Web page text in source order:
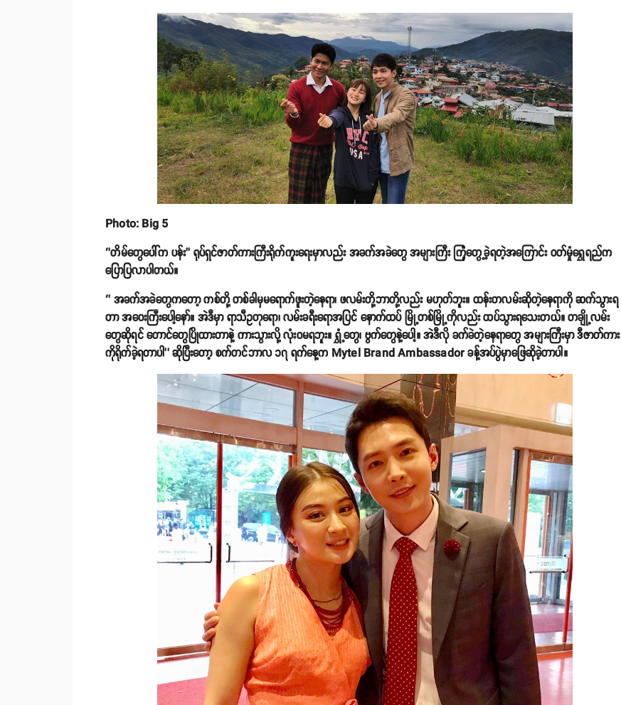
Photo: Big 5
‘’တိမ်တွေပေါ်က ပန်း’’ ရုပ်ရှင်ဇာတ်ကားကြီးရိုက်ကူးရေးမှာလည်း အခက်အခဲတွေ အများကြီး ကြုံတွေ့ခဲ့ရတဲ့အကြောင်း ဝတ်မှုံရွှေရည်က
ပြောပြလာပါတယ်။
‘’ အခက်အခဲတွေကတော့ ကစ်တို့ တစ်ခါမှမရောက်ဖူးတဲ့နေရာ၊ ဖလမ်းတို့ဘာတို့လည်း မဟုတ်ဘူး။ ထန်းတလမ်းဆိုတဲ့နေရာကို ဆက်သွားရ
တာ အဝေးကြီးပေါ့နော်။ အဲဒီမှာ ရာသီဥတုရော၊ လမ်းခရီးရောအပြင် နောက်ထပ် မြို့တစ်မြို့ကိုလည်း ထပ်သွားရသေးတယ်။ တချို့လမ်း
တွေဆိုရင် တောင်တွေပြိုထားတာနဲ့ ကားသွားလို့ လုံးဝမရဘူး။ ရွှံ့တွေ၊ ဗွက်တွေနဲ့ပေါ့။ အဲဒီလို ခက်ခဲတဲ့နေရာတွေ အများကြီးမှာ ဒီဇာတ်ကား
ကိုရိုက်ခဲ့ရတာပါ’’ ဆိုပြီးတော့ စက်တင်ဘာလ ၁၇ ရက်နေ့က Mytel Brand Ambassador ခန့်အပ်ပွဲမှာဖြေဆိုခဲ့တာပါ။